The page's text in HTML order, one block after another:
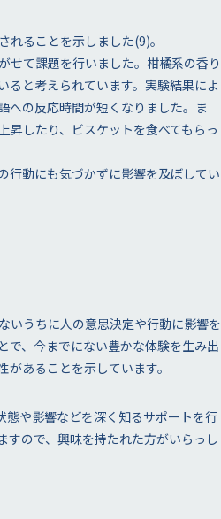
ることを示しました(9)。
せて課題を行いました。柑橘系の香り
ると考えられています。実験結果によ
への反応時間が短くなりました。ま
したり、ビスケットを食べてもらっ
行動にも気づかずに影響を及ぼしてい
いうちに人の意思決定や行動に影響を
で、今までにない豊かな体験を生み出
あることを示しています。
や影響などを深く知るサポートを行
ので、興味を持たれた方がいらっし